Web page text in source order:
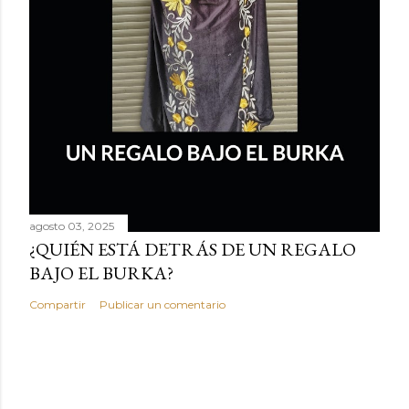
agosto 03, 2025
¿QUIÉN ESTÁ DETRÁS DE UN REGALO
BAJO EL BURKA?
Compartir Publicar un comentario